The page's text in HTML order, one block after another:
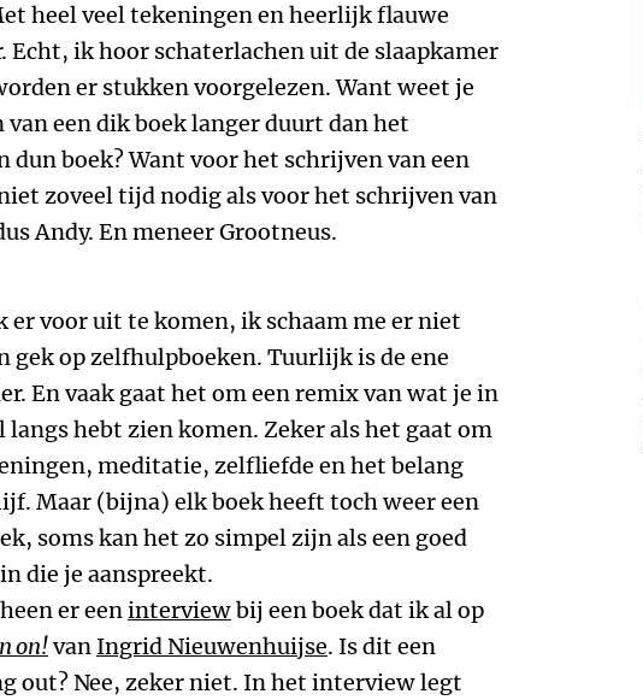
heel veel tekeningen en heerlijk flauwe
Echt, ik hoor schaterlachen uit de slaapkamer
er stukken voorgelezen. Want weet je
een dik boek langer duurt dan het
dun boek? Want voor het schrijven van een
zoveel tijd nodig als voor het schrijven van
Andy. En meneer Grootneus.
er voor uit te komen, ik schaam me er niet
gek op zelfhulpboeken. Tuurlijk is de ene
En vaak gaat het om een remix van wat je in
langs hebt zien komen. Zeker als het gaat om
meditatie, zelfliefde en het belang
Maar (bijna) elk boek heeft toch weer een
soms kan het zo simpel zijn als een goed
die je aanspreekt.
er eeninterviewbij een boek dat ik al op
on!van Ingrid Nieuwenhuijse. Is dit een
out? Nee, zeker niet. In het interview legt